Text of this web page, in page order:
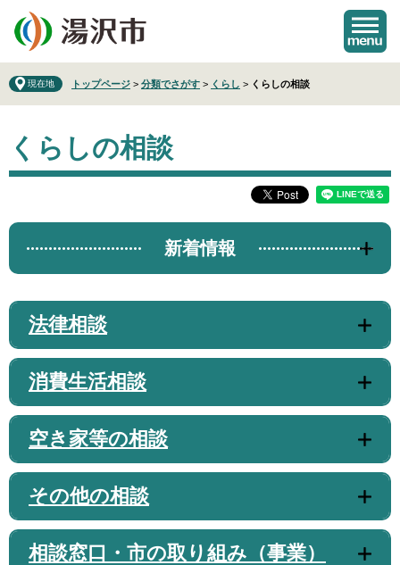
の
先
頭
ー
を
飛
本
現在地 トップページ > 分類でさがす > くらし > くらしの相談
文
くらしの相談
新着情報
法律相談
消費生活相談
空き家等の相談
その他の相談
相談窓口・市の取り組み（事業）